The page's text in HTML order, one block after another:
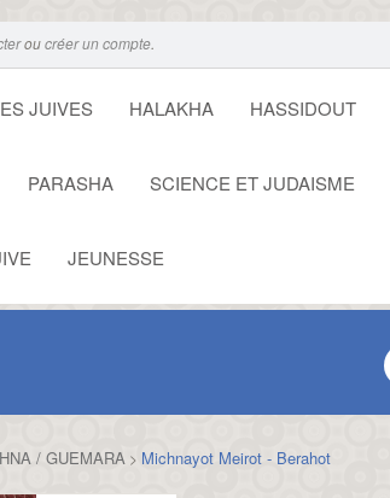
oucréer un compte.
JUIVES HALAKHA HASSIDOUT
PARASHA SCIENCE ET JUDAISME
JEUNESSE
/ GUEMARA > Michnayot Meirot - Berahot